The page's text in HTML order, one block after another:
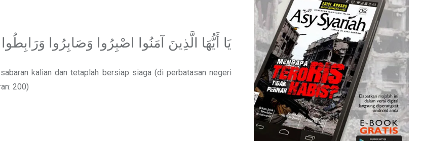
يَا أَيُّهَا الَّذِينَ آمَنُوا اصْبِرُوا وَصَابِرُوا
kalian dan tetaplah bersiap siaga (di perbatasan negeri
200)